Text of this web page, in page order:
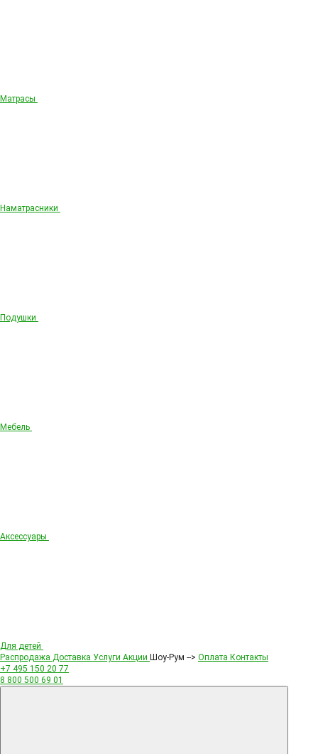
Матрасы
Наматрасники
Подушки
Мебель
Аксессуары
Для детей
Распродажа Доставка Услуги Акции Шоу-Рум --> Оплата Контакты
+7 495 150 20 77
8 800 500 69 01